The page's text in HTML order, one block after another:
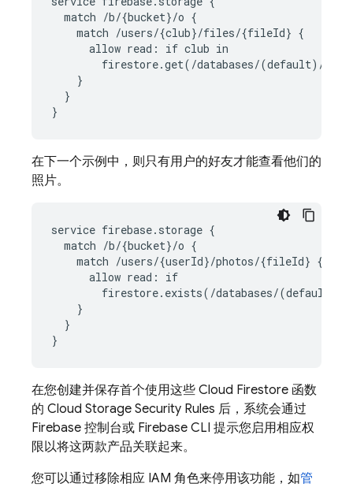
  match /b/{bucket}/o {
    match /users/{club}/files/{fileId} {
      allow read: if club in
firestore.get(/databases/(default)/
    }
  }
}
在下一个示例中，则只有用户的好友才能查看他们的
照片。
service firebase.storage {
  match /b/{bucket}/o {
    match /users/{userId}/photos/{fileId} {
      allow read: if
firestore.exists(/databases/
    }
  }
}
在您创建并保存首个使用这些 Cloud Firestore 函数
的 Cloud Storage Security Rules 后，系统会通过
Firebase 控制台或 Firebase CLI 提示您启用相应权
限以将这两款产品关联起来。
您可以通过移除相应 IAM 角色来停用该功能，如管